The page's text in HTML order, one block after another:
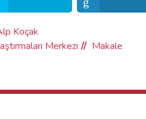
Koçak
Merkezi
Makale